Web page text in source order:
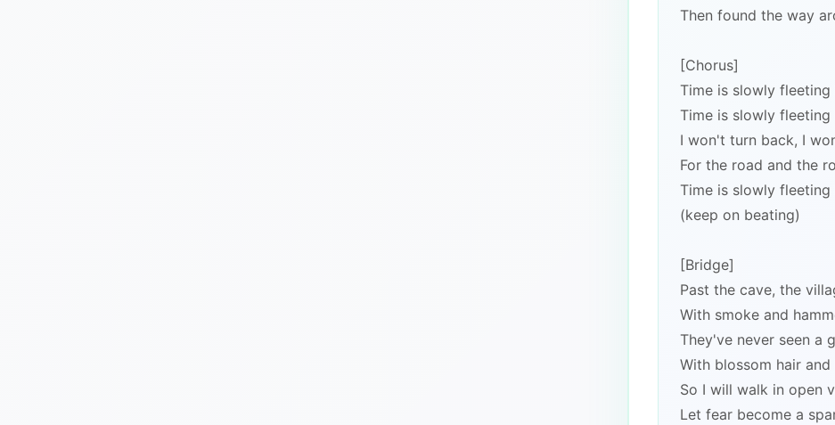
Then found the way
[Chorus]
Time is slowly
Time is slowly
I won't turn back, I
For the road and the
Time is slowly
(keep on beating)
[Bridge]
Past the cave, the
With smoke and
They've never seen a
With blossom hair
So I will walk in open
Let fear become a